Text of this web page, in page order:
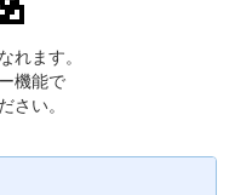
れます。
機能で
さい。